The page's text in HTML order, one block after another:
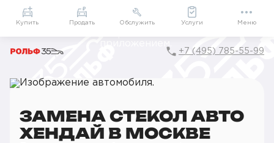
Приложение
Мой РОЛЬФ
Подарки внутри
+7 (495) 785-55-99
Главная
РОЛЬФ Сервис
Сервис Hyundai
Кузовной ремонт
Замена стекол
Замена стекол авто
ЗАМЕНА СТЕКОЛ АВТО
ХЕНДАЙ В МОСКВЕ
Купить Продать Обслужить Услуги Меню